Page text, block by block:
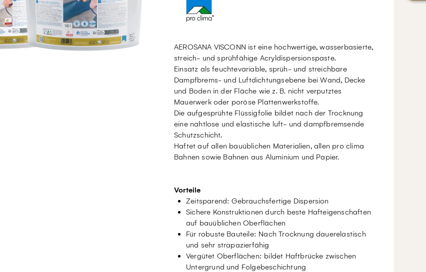
AEROSANA VISCONN ist eine hochwertige, wasserbasierte,
streich- und sprühfähige Acryldispersionspaste.
Einsatz als feuchtevariable, sprüh- und streichbare
Dampfbrems- und Luftdichtungsebene bei Wand, Decke
und Boden in der Fläche wie z. B. nicht verputztes
Mauerwerk oder poröse Plattenwerkstoffe.
Die aufgesprühte Flüssigfolie bildet nach der Trocknung
eine nahtlose und elastische luft- und dampfbremsende
Schutzschicht.
Haftet auf allen bauüblichen Materialien, allen pro clima
Bahnen sowie Bahnen aus Aluminium und Papier.
Vorteile
Zeitsparend: Gebrauchsfertige Dispersion
Sichere Konstruktionen durch beste Hafteigenschaften
auf bauüblichen Oberflächen
Für robuste Bauteile: Nach Trocknung dauerelastisch
und sehr strapazierfähig
Vergütet Oberflächen: bildet Haftbrücke zwischen
Untergrund und Folgebeschichtung